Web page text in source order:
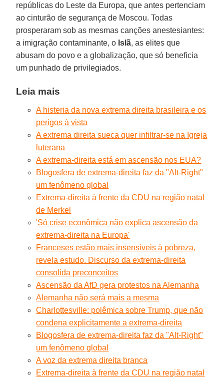
repúblicas do Leste da Europa, que antes pertenciam
ao cinturão de segurança de Moscou. Todas
prosperaram sob as mesmas canções anestesiantes:
a imigração contaminante, o Islã, as elites que
abusam do povo e a globalização, que só beneficia
um punhado de privilegiados.
Leia mais
A histeria da nova extrema direita brasileira e os
perigos à vista
A extrema direita sueca quer infiltrar-se na Igreja
luterana
A extrema-direita está em ascensão nos EUA?
Blogosfera de extrema-direita faz da "Alt-Right"
um fenômeno global
Extrema-direita à frente da CDU na região natal
de Merkel
'Só crise econômica não explica ascensão da
extrema-direita na Europa'
Franceses estão mais insensíveis à pobreza,
revela estudo. Discurso da extrema-direita
consolida preconceitos
Ascensão da AfD gera protestos na Alemanha
Alemanha não será mais a mesma
Charlottesville: polêmica sobre Trump, que não
condena explicitamente a extrema-direita
Blogosfera de extrema-direita faz da "Alt-Right"
um fenômeno global
A voz da extrema direita branca
Extrema-direita à frente da CDU na região natal